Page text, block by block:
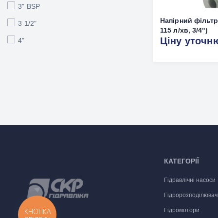
3" BSP
3 1/2"
4"
Напірний
115 л/хв, 3/4")
Ціну
КАТЕГОРІЇ
Гідравлічні насоси
Гідромотори
КНОПКА